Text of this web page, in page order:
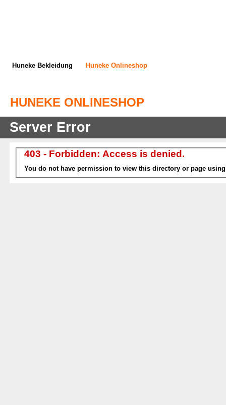
Huneke Bekleidung Huneke Onlineshop
HUNEKE ONLINESHOP